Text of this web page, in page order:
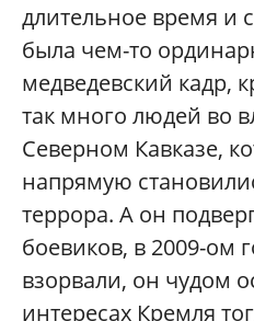
длительное время и
была чем-то
медведевский кадр,
так много людей во
Северном Кавказе,
напрямую
террора. А он
боевиков, в 2009-ом
взорвали, он чудом
интересах Кремля